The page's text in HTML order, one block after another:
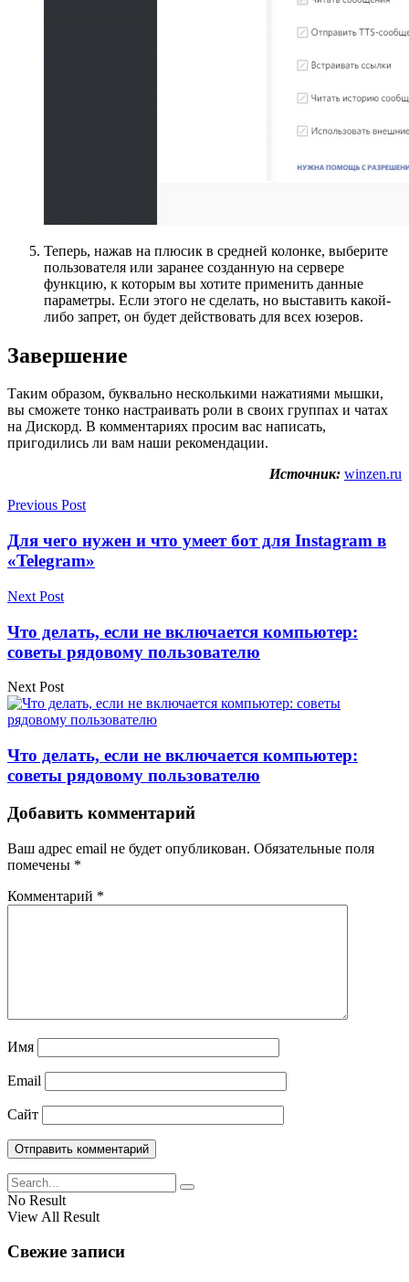
Теперь, нажав на плюсик в средней колонке, выберите
пользователя или заранее созданную на сервере
функцию, к которым вы хотите применить данные
параметры. Если этого не сделать, но выставить какой-
либо запрет, он будет действовать для всех юзеров.
Завершение
Таким образом, буквально несколькими нажатиями мышки,
вы сможете тонко настраивать роли в своих группах и чатах
на Дискорд. В комментариях просим вас написать,
пригодились ли вам наши рекомендации.
Источник: winzen.ru
Previous Post
Для чего нужен и что умеет бот для Instagram в
«Telegram»
Next Post
Что делать, если не включается компьютер:
советы рядовому пользователю
Next Post
Что делать, если не включается компьютер:
советы рядовому пользователю
Добавить комментарий
Ваш адрес email не будет опубликован. Обязательные поля
помечены *
Комментарий *
Имя
Email
Сайт
No Result
View All Result
Свежие записи